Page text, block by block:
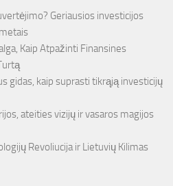
Geriausios investicijos
Kaip Atpažinti Finansines
gidas, kaip suprasti tikrąją investicijų
ateities vizijų ir vasaros magijos
Revoliucija ir Lietuvių Kilimas